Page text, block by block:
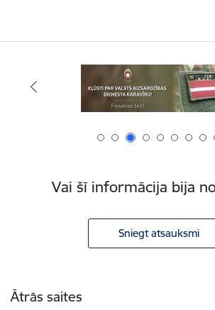
Vai šī informācija bija
Sniegt atsauksmi
Ātrās saites